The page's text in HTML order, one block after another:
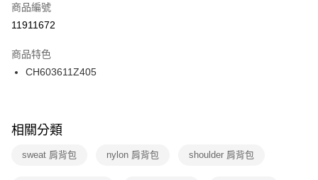
【「AFTEE先享後付」結帳流程】
１．於結帳方式選擇「AFTEE先享後付」後，將跳轉至「AFTEE先享後付」
２．訂單成立數日內，您將收到繳費通知簡訊。
３．收到繳費通知簡訊後14天內，點擊此簡訊中的連結，可透過四大超商／
ATM／網路銀行／等多元方式進行付款，方視為交易完成。
※ 交易是否成功請以「AFTEE先享後付 」之結帳頁面顯示為準，若有關於
是否繳費成功／繳費後需取消欲退款等相關疑問，請聯繫「AFTEE先享後付
客戶支援中心」 https://netprotections.freshdesk.com/support/home
宅配
每筆NT$100，滿NT$1,500(含以上)免運費
付款後門市自取
每筆NT$100，滿NT$1,500(含以上)免運費
商品編號
11911672
商品特色
CH603611Z405
相關分類
sweat 肩背包 nylon 肩背包 shoulder 肩背包